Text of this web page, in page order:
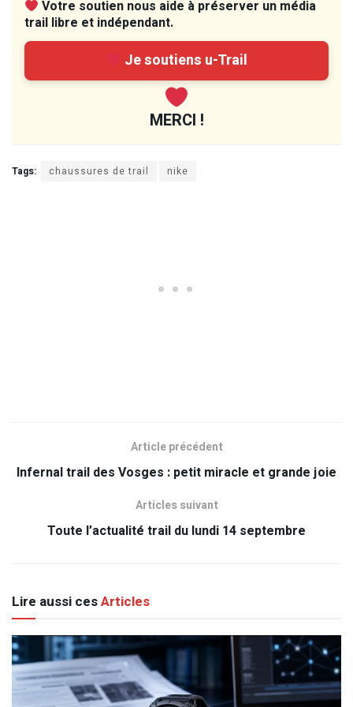
Votre soutien nous aide à préserver un média
trail libre et indépendant.
Je soutiens u-Trail
MERCI !
Tags: chaussures de trail nike
Article précédent
Infernal trail des Vosges : petit miracle et grande joie
Articles suivant
Toute l’actualité trail du lundi 14 septembre
Lire aussi cesArticles